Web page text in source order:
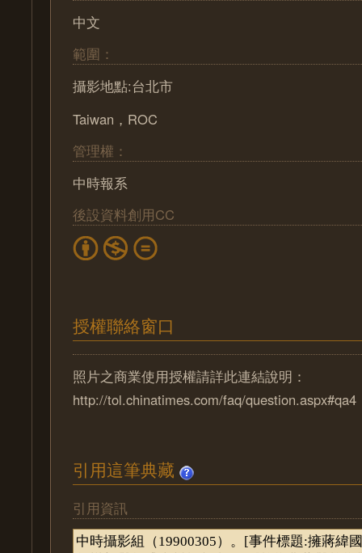
中文
範圍：
攝影地點:台北市
Taiwan，ROC
管理權：
中時報系
後設資料創用CC
授權聯絡窗口
照片之商業使用授權請詳此連結說明：
http://tol.chinatimes.com/faq/question.aspx#qa4
引用這筆典藏
引用資訊